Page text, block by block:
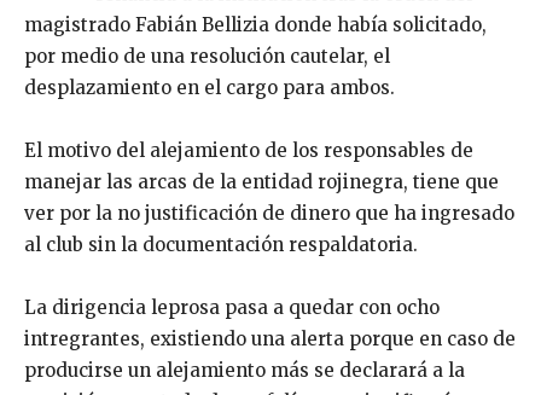
magistrado Fabián Bellizia donde había solicitado,
por medio de una resolución cautelar, el
desplazamiento en el cargo para ambos.
El motivo del alejamiento de los responsables de
manejar las arcas de la entidad rojinegra, tiene que
ver por la no justificación de dinero que ha ingresado
al club sin la documentación respaldatoria.
La dirigencia leprosa pasa a quedar con ocho
intregrantes, existiendo una alerta porque en caso de
producirse un alejamiento más se declarará a la